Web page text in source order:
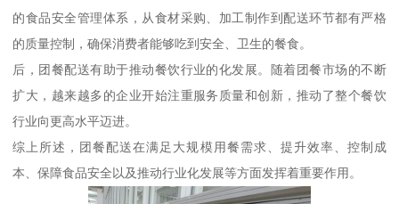
的食品安全管理体系，从食材采购、加工制作到配送环节都有严格
的质量控制，确保消费者能够吃到安全、卫生的餐食。
后，团餐配送有助于推动餐饮行业的化发展。随着团餐市场的不断
扩大，越来越多的企业开始注重服务质量和创新，推动了整个餐饮
行业向更高水平迈进。
综上所述，团餐配送在满足大规模用餐需求、提升效率、控制成
本、保障食品安全以及推动行业化发展等方面发挥着重要作用。